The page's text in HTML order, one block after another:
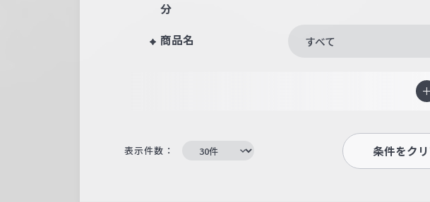
分
商品名 すべて
表示件数： 条件をク